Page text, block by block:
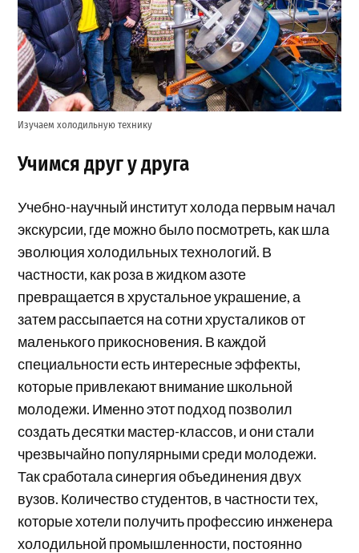
Изучаем холодильную технику
Учимся друг у друга
Учебно-научный институт холода первым начал
экскурсии, где можно было посмотреть, как шла
эволюция холодильных технологий. В
частности, как роза в жидком азоте
превращается в хрустальное украшение, а
затем рассыпается на сотни хрусталиков от
маленького прикосновения. В каждой
специальности есть интересные эффекты,
которые привлекают внимание школьной
молодежи. Именно этот подход позволил
создать десятки мастер-классов, и они стали
чрезвычайно популярными среди молодежи.
Так сработала синергия объединения двух
вузов. Количество студентов, в частности тех,
которые хотели получить профессию инженера
холодильной промышленности, постоянно